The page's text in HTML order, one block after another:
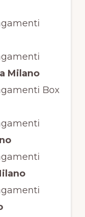
Milano
Box